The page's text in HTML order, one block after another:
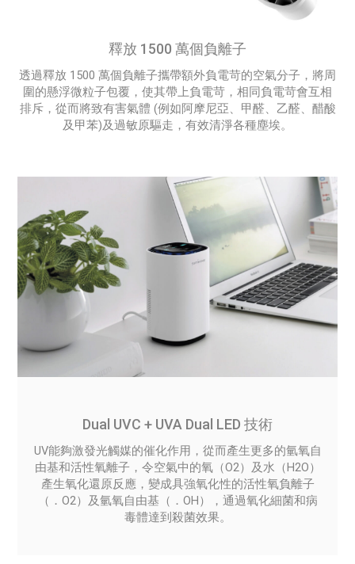
釋放 1500 萬個負離⼦
透過釋放 1500 萬個負離子攜帶額外負電苛的空氣分子，將周
圍的懸浮微粒子包覆，使其帶上負電苛，相同負電苛會互相
排斥，從而將致有害氣體 (例如阿摩尼亞、甲醛、乙醛、醋酸
及甲苯)及過敏原驅走，有效清淨各種塵埃。
Dual UVC + UVA Dual LED 技術
UV能夠激發光觸媒的催化作用，從而產生更多的氫氧自
由基和活性氧離子，令空氣中的氧（O2）及水（H2O）
產生氧化還原反應，變成具強氧化性的活性氧負離子
（．O2）及氫氧自由基（．OH），通過氧化細菌和病
毒體達到殺菌效果。